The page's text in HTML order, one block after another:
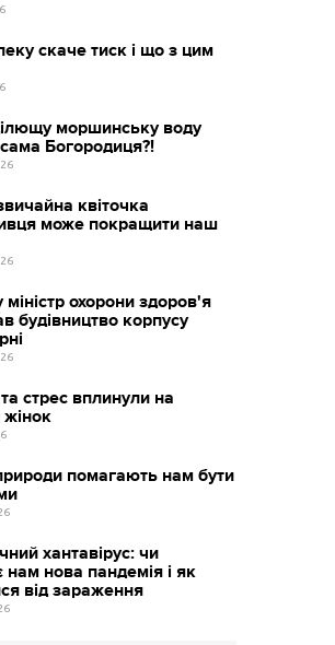
скаче тиск і що з цим
моршинську воду
Богородиця?!
квіточка
може покращити наш
охорони здоров'я
будівництво корпусу
стрес вплинули на
жінок
помагають нам бути
хантавірус: чи
нам нова пандемія і як
від зараження